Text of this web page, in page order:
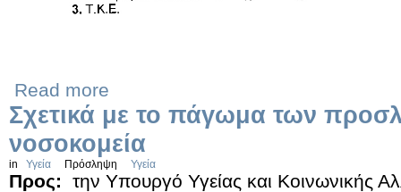
Read more
Σχετικά με το πάγωμα των
νοσοκομεία
in Υγεία Πρόσληψη Υγεία
Προς: την Υπουργό Υγείας και Κοινωνικής